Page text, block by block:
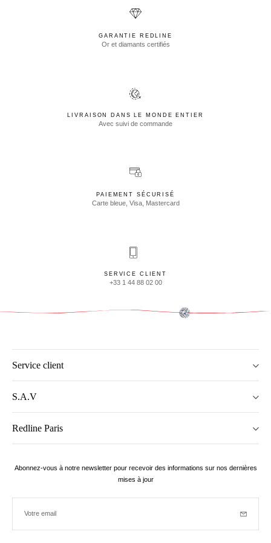
GARANTIE REDLINE
Or et diamants certifiés
LIVRAISON DANS LE MONDE ENTIER
Avec suivi de commande
PAIEMENT SÉCURISÉ
Carte bleue, Visa, Mastercard
SERVICE CLIENT
+33 1 44 88 02 00
Service client
S.A.V
Redline Paris
Abonnez-vous à notre newsletter pour recevoir des informations sur nos dernières
mises à jour
Votre email